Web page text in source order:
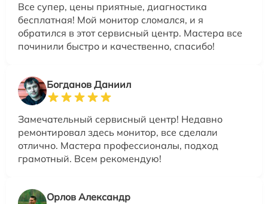
Все супер, цены приятные, диагностика
бесплатная! Мой монитор сломался, и я
обратился в этот сервисный центр. Мастера все
починили быстро и качественно, спасибо!
Богданов Даниил
Замечательный сервисный центр! Недавно
ремонтировал здесь монитор, все сделали
отлично. Мастера профессионалы, подход
грамотный. Всем рекомендую!
Орлов Александр